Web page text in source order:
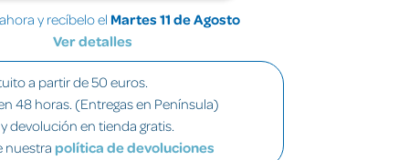
y recíbelo el Martes 11 de Agosto
Ver detalles
a partir de 50 euros.
48 horas. (Entregas en Península)
devolución en tienda gratis.
nuestra política de devoluciones